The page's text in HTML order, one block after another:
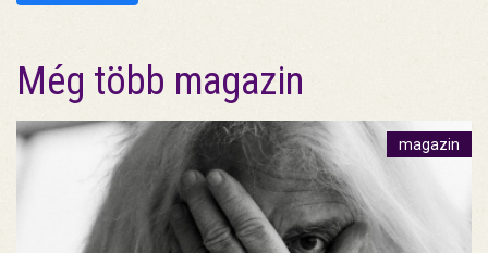
Még több magazin
magazin